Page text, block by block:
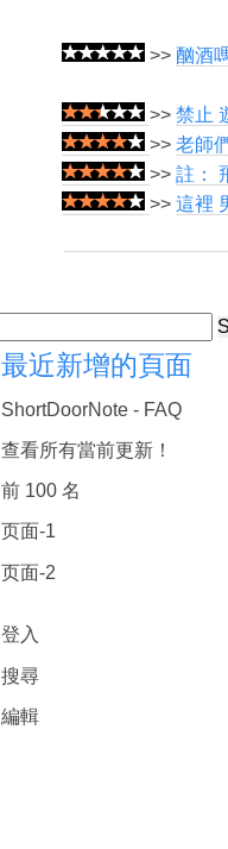
>> 酗酒
>> 禁止
>> 老師
>> 註：
>> 這裡
最近新增的頁面
ShortDoorNote - FAQ
查看所有當前更新！
前 100 名
页面-1
页面-2
登入
搜尋
編輯